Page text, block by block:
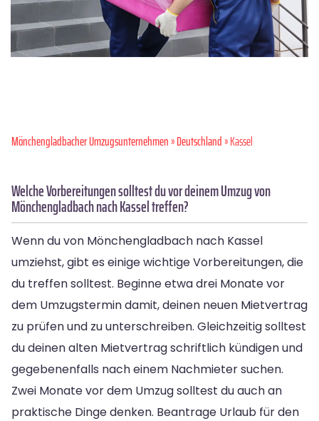
Mönchen­gladbacher Umzugsunternehmen»Deutschland» Kassel
Welche Vorbereitungen solltest du vor deinem Umzug von
Mönchengladbach nach Kassel treffen?
Wenn du von Mönchengladbach nach Kassel
umziehst, gibt es einige wichtige Vorbereitungen, die
du treffen solltest. Beginne etwa drei Monate vor
dem Umzugstermin damit, deinen neuen Mietvertrag
zu prüfen und zu unterschreiben. Gleichzeitig solltest
du deinen alten Mietvertrag schriftlich kündigen und
gegebenenfalls nach einem Nachmieter suchen.
Zwei Monate vor dem Umzug solltest du auch an
praktische Dinge denken. Beantrage Urlaub für den